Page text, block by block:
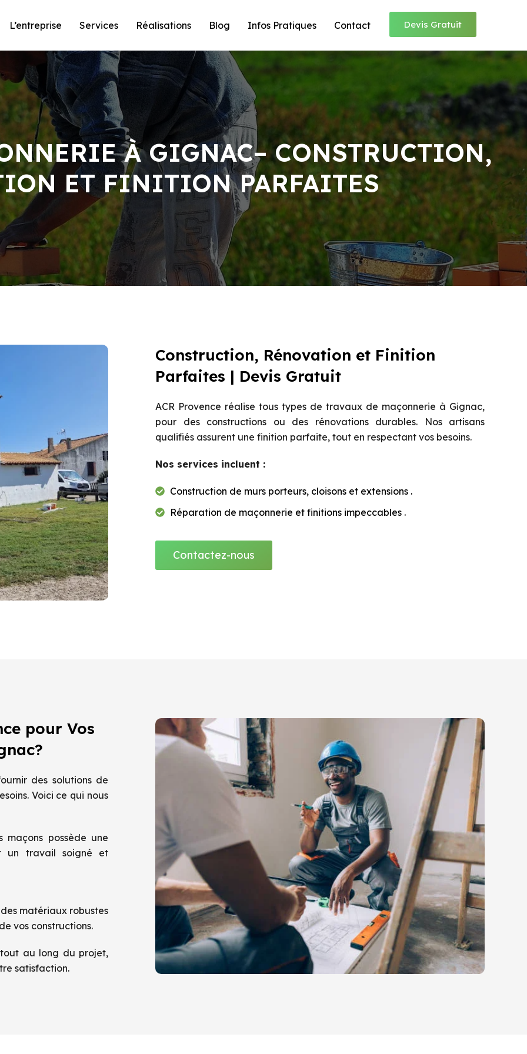
L’entreprise Services Réalisations Blog Infos Pratiques Contact Devis Gratuit
À GIGNAC– CONSTRUCTION,
ET FINITION PARFAITES
Construction, Rénovation et Finition
Parfaites | Devis Gratuit
ACR Provence réalise tous types de travaux de maçonnerie à Gignac,
pour des constructions ou des rénovations durables. Nos artisans
qualifiés assurent une finition parfaite, tout en respectant vos besoins.
Nos services incluent :
Construction de murs porteurs, cloisons et extensions .
Réparation de maçonnerie et finitions impeccables .
Contactez-nous
pour Vos
des solutions de
Voici ce qui nous
possède une
un travail soigné et
matériaux robustes
vos constructions.
au long du projet,
satisfaction.